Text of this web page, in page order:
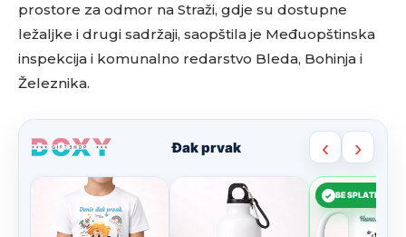
prostore za odmor na Straži, gdje su dostupne
ležaljke i drugi sadržaji, saopštila je Međuopštinska
inspekcija i komunalno redarstvo Bleda, Bohinja i
Železnika.